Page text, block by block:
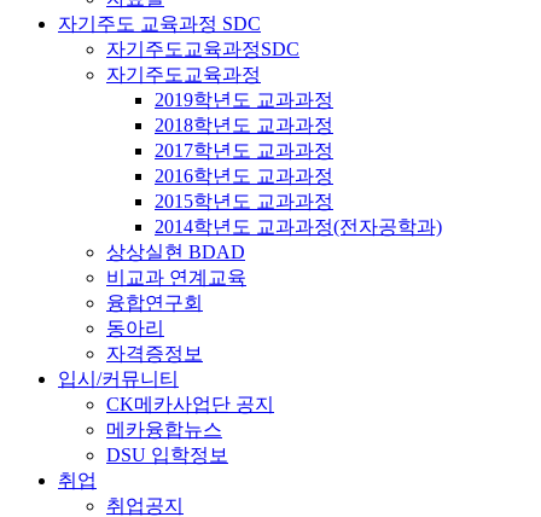
자기주도 교육과정 SDC
자기주도교육과정SDC
자기주도교육과정
2019학년도 교과과정
2018학년도 교과과정
2017학년도 교과과정
2016학년도 교과과정
2015학년도 교과과정
2014학년도 교과과정(전자공학과)
상상실현 BDAD
비교과 연계교육
융합연구회
동아리
자격증정보
입시/커뮤니티
CK메카사업단 공지
메카융합뉴스
DSU 입학정보
취업
취업공지